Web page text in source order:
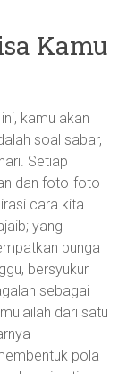
Kamu
kamu akan
soal sabar,
Setiap
dan foto-foto
cara kita
yang
bunga
bersyukur
sebagai
dari satu
pola